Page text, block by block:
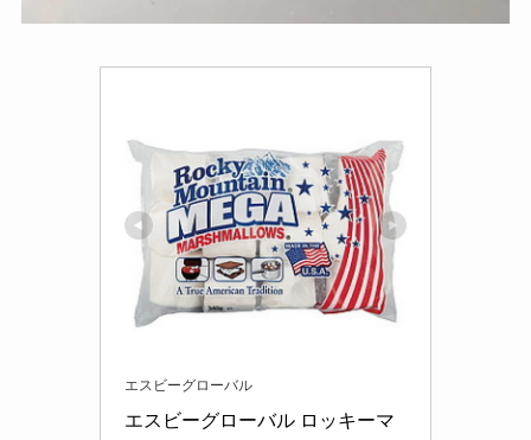
エスビーグローバル
エスビーグローバル ロッキーマ